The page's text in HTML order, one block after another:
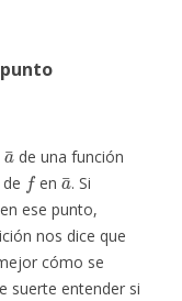
de una función
f
en
a ¯
. Si
en ese punto,
nos dice que
cómo se
suerte entender si